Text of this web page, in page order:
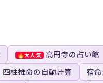
高円寺の占い館
四柱推命の自動計算
宿